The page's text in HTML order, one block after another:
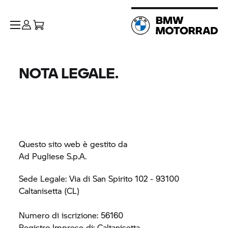
NOTA LEGALE.
Questo sito web è gestito da
Ad Pugliese S.p.A.
Sede Legale: Via di San Spirito 102 - 93100
Caltanisetta (CL)
Numero di iscrizione: 56160